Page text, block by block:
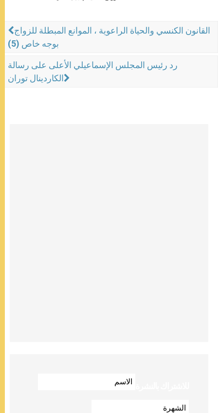
القانون الكنسي والحياة الراعوية ، الموانع المبطلة للزواج
بوجه خاص (5)
رد رئيس المجلس الإسماعيلي الأعلى على رسالة
الكاردينال توران